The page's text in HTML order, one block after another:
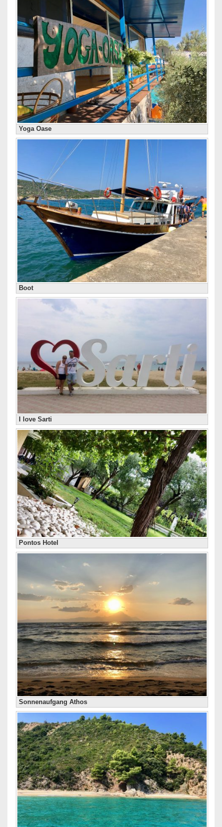
Yoga Oase
Boot
I love Sarti
Pontos Hotel
Sonnenaufgang Athos